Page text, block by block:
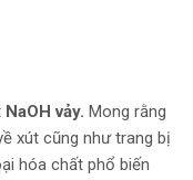
NaOH vảy. Mong rằng
xút cũng như trang bị
hóa chất phổ biến